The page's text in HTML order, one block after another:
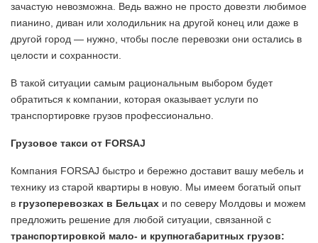
зачастую невозможна. Ведь важно не просто довезти любимое
пианино, диван или холодильник на другой конец или даже в
другой город — нужно, чтобы после перевозки они остались в
целости и сохранности.
В такой ситуации самым рациональным выбором будет
обратиться к компании, которая оказывает услуги по
транспортировке грузов профессионально.
Грузовое такси от FORSAJ
Компания FORSAJ быстро и бережно доставит вашу мебель и
технику из старой квартиры в новую. Мы имеем богатый опыт
в грузоперевозках в Бельцах и по северу Молдовы и можем
предложить решение для любой ситуации, связанной с
транспортировкой мало- и крупногабаритных грузов: